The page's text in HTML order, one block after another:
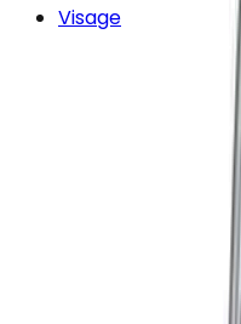
Visage